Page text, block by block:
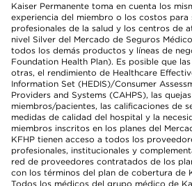
Kaiser Permanente toma en cuenta los
experiencia del miembro o los costos para
profesionales de la salud y los centros de
nivel Silver del Mercado de Seguros
todos los demás productos y líneas de
Foundation Health Plan). Es posible que
otras, el rendimiento de Healthcare
Information Set (HEDIS)/Consumer
Providers and Systems (CAHPS), las
miembros/pacientes, las calificaciones de
medidas de calidad del hospital y la
miembros inscritos en los planes del
KFHP tienen acceso a todos los
profesionales, institucionales y
red de proveedores contratados de los
con los términos del plan de cobertura de
Todos los médicos del grupo médico de